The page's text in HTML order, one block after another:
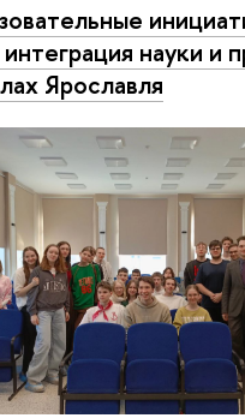
науки и
Ярославля